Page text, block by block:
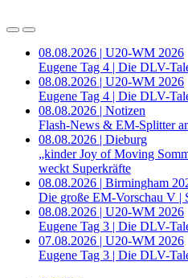
08.08.2026 | U20-WM 2026
Eugene Tag 4 | Die DLV-
08.08.2026 | U20-WM 2026
Eugene Tag 4 | Die DLV-
08.08.2026 | Notizen
Flash-News & EM-Splitter
08.08.2026 | Dieburg
„kinder Joy of Moving
weckt Superkräfte
08.08.2026 | Birmingham
Die große EM-Vorschau V |
08.08.2026 | U20-WM 2026
Eugene Tag 3 | Die DLV-
07.08.2026 | U20-WM 2026
Eugene Tag 3 | Die DLV-